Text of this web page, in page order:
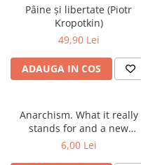
Pâine și libertate (Piotr
Kropotkin)
49,90 Lei
ADAUGA IN COS
Anarchism. What it really
stands for and a new
declaration of independence
6,00 Lei